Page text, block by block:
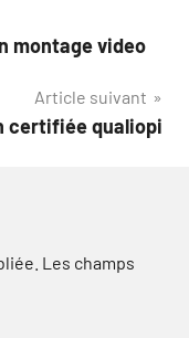
montage video
Article suivant
certifiée qualiopi
Les champs